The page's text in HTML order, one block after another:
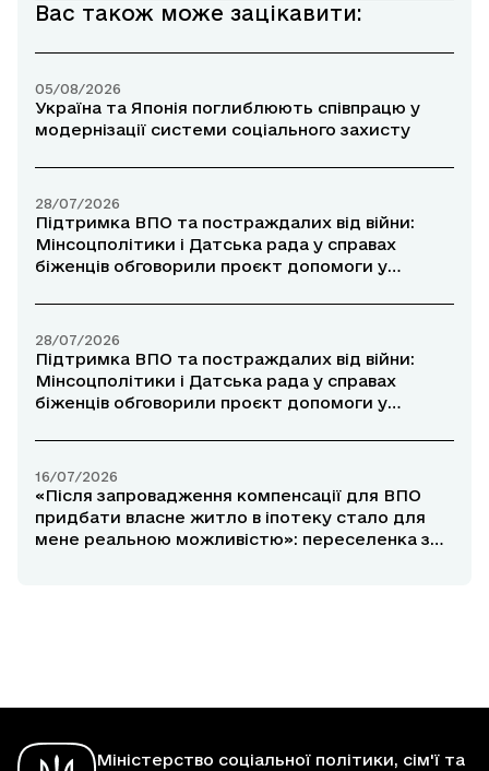
Вас також може зацікавити:
05/08/2026
Україна та Японія поглиблюють співпрацю у
модернізації системи соціального захисту
28/07/2026
Підтримка ВПО та постраждалих від війни:
Мінсоцполітики і Датська рада у справах
біженців обговорили проєкт допомоги у
28/07/2026
Підтримка ВПО та постраждалих від війни:
Мінсоцполітики і Датська рада у справах
біженців обговорили проєкт допомоги у
16/07/2026
«Після запровадження компенсації для ВПО
придбати власне житло в іпотеку стало для
мене реальною можливістю»: переселенка з
Міністерство соціальної політики, сім'ї та